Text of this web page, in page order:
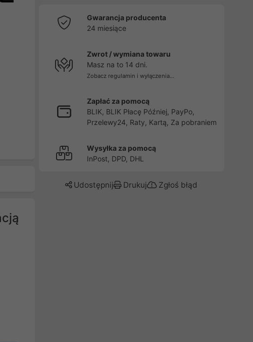
Gwarancja producenta
24 miesiące
Zwrot / wymiana towaru
Masz na to 14 dni.
Zobacz regulamin i wyłączenia...
Zapłać za pomocą
BLIK, BLIK Płacę Później, PayPo,
Przelewy24, Raty, Kartą, Za pobraniem
Wysyłka za pomocą
InPost, DPD, DHL
Udostępnij Drukuj Zgłoś błąd